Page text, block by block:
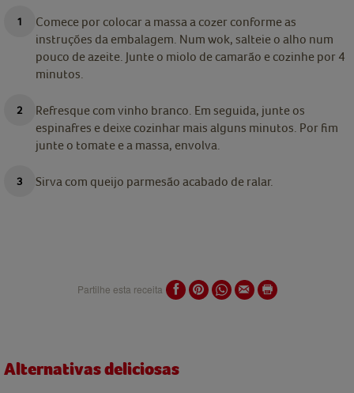
Comece por colocar a massa a cozer conforme as
instruções da embalagem. Num wok, salteie o alho num
pouco de azeite. Junte o miolo de camarão e cozinhe por 4
minutos.
Refresque com vinho branco. Em seguida, junte os
espinafres e deixe cozinhar mais alguns minutos. Por fim
junte o tomate e a massa, envolva.
Sirva com queijo parmesão acabado de ralar.
Partilhe esta receita
Alternativas deliciosas